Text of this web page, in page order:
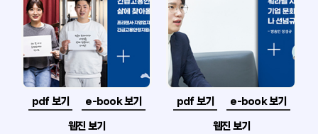
pdf 보기 e-book 보기
웹진 보기
pdf 보기 e-book 보기
웹진 보기